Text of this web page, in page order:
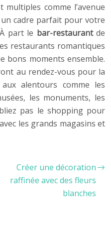
comme l’avenue
un cadre parfait pour votre
part le bar-restaurantde
restaurants romantiques
bons moments ensemble.
au rendez-vous pour la
alentours comme les
les monuments, les
pas le shopping pour
les grands magasins et
Créer une décoration
raffinée avec des fleurs
blanches